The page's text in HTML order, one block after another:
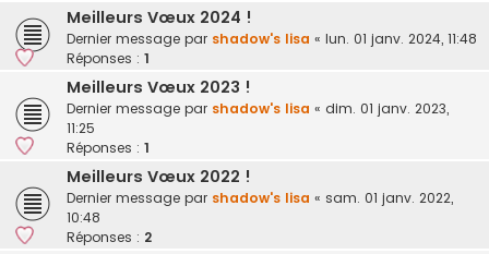
Meilleurs Vœux 2024 !
Dernier message par shadow's lisa « lun. 01 janv. 2024, 11:48
Réponses : 1
Meilleurs Vœux 2023 !
Dernier message par shadow's lisa « dim. 01 janv. 2023,
11:25
Réponses : 1
Meilleurs Vœux 2022 !
Dernier message par shadow's lisa « sam. 01 janv. 2022,
10:48
Réponses : 2